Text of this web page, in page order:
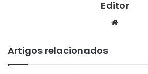
Editor
Website
Artigos relacionados